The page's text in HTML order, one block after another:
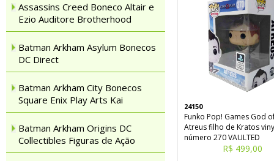
Assassins Creed Boneco Altair e
Ezio Auditore Brotherhood
Batman Arkham Asylum Bonecos
DC Direct
Batman Arkham City Bonecos
Square Enix Play Arts Kai
Batman Arkham Origins DC
Collectibles Figuras de Ação
24150
Funko Pop! Games God
Atreus filho de Kratos
número 270 VAULTED
R$ 499,00